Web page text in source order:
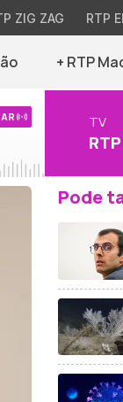
ZIG ZAG RTP
+ RTP
TV
Pode